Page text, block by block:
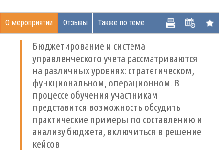
О мероприятии Отзывы Также по теме
Бюджетирование и система
управленческого учета рассматриваются
на различных уровнях: стратегическом,
функциональном, операционном. В
процессе обучения участникам
представится возможность обсудить
практические примеры по составлению и
анализу бюджета, включиться в решение
кейсов